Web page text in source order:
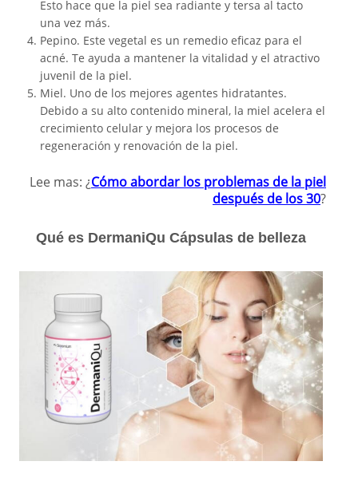
Esto hace que la piel sea radiante y tersa al tacto
una vez más.
Pepino. Este vegetal es un remedio eficaz para el
acné. Te ayuda a mantener la vitalidad y el atractivo
juvenil de la piel.
Miel. Uno de los mejores agentes hidratantes.
Debido a su alto contenido mineral, la miel acelera el
crecimiento celular y mejora los procesos de
regeneración y renovación de la piel.
Lee mas: ¿Cómo abordar los problemas de la piel
después de los 30?
Qué es DermaniQu Cápsulas de belleza